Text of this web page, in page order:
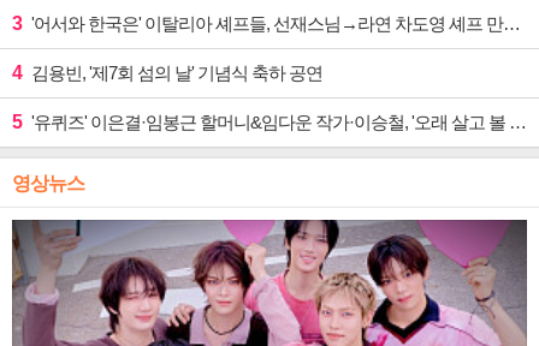
3 '어서와 한국은' 이탈리아 셰프들, 선재스님→라연 차도영 셰프 만난다
4 김용빈, '제7회 섬의 날' 기념식 축하 공연
5 '유퀴즈' 이은결·임봉근 할머니&임다운 작가·이승철, '오래 살고 볼 일' 특집 출격
영상뉴스